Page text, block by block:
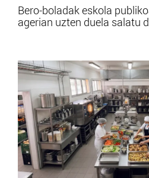
Bero-boladak eskola
agerian uzten duela salatu